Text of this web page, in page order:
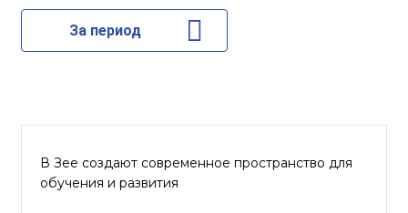
За период
В Зее создают современное пространство для
обучения и развития